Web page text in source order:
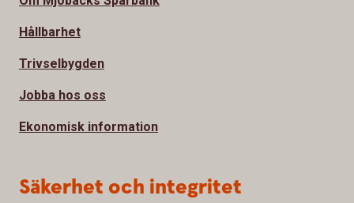
Hållbarhet
Trivselbygden
Jobba hos oss
Ekonomisk information
Säkerhet och integritet